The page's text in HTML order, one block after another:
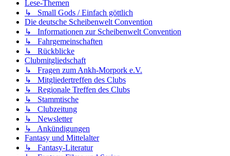
Lese-Themen
↳ Small Gods / Einfach göttlich
Die deutsche Scheibenwelt Convention
↳ Informationen zur Scheibenwelt Convention
↳ Fahrgemeinschaften
↳ Rückblicke
Clubmitgliedschaft
↳ Fragen zum Ankh-Morpork e.V.
↳ Mitgliedertreffen des Clubs
↳ Regionale Treffen des Clubs
↳ Stammtische
↳ Clubzeitung
↳ Newsletter
↳ Ankündigungen
Fantasy und Mittelalter
↳ Fantasy-Literatur